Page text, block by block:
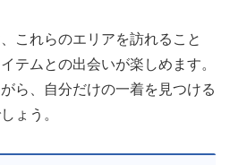
これらのエリアを訪れること
テムとの出会いが楽しめます。
ら、自分だけの一着を見つける
ょう。